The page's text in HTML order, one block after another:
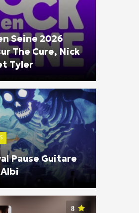
Seine 2026
The Cure, Nick
Tyler
Pause Guitare
8